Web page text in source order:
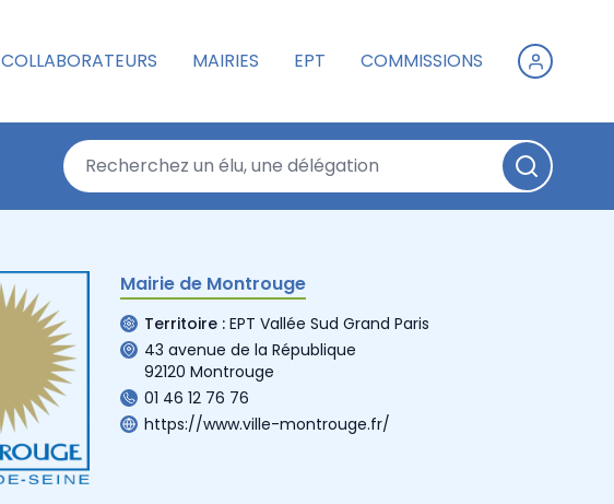
COLLABORATEURS MAIRIES EPT COMMISSIONS
Mairie de Montrouge
Territoire : EPT Vallée Sud Grand Paris
43 avenue de la République
92120 Montrouge
01 46 12 76 76
https://www.ville-montrouge.fr/